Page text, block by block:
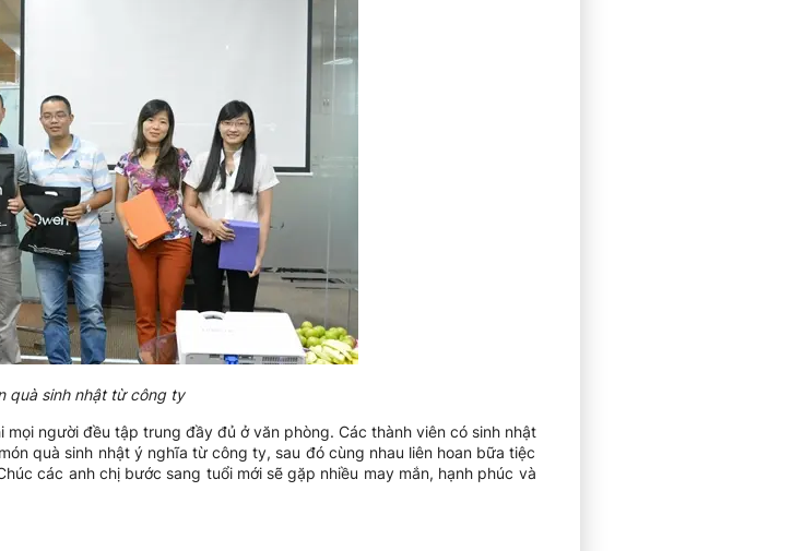
quà sinh nhật từ công ty
người đều tập trung đầy đủ ở văn phòng. Các thành viên có sinh nhật
quà sinh nhật ý nghĩa từ công ty, sau đó cùng nhau liên hoan bữa tiệc
các anh chị bước sang tuổi mới sẽ gặp nhiều may mắn, hạnh phúc và